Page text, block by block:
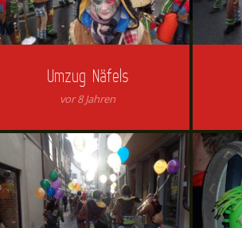
Umzug Näfels
vor 8 Jahren